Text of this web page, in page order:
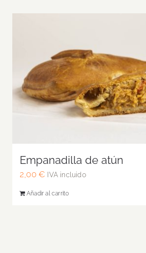
Empanadilla de atún
2,00 € IVA incluido
Añadir al carrito